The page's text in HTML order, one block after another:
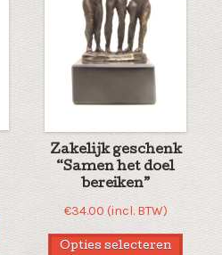
Zakelijk geschenk
“Samen het doel
bereiken”
€34.00 (incl. BTW)
Opties selecteren